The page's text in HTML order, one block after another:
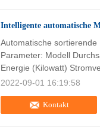
Intelligente automatische
Kontakt
Automatische
Parameter: Modell
Energie (Kilowatt)
2022-09-01 16:19:58